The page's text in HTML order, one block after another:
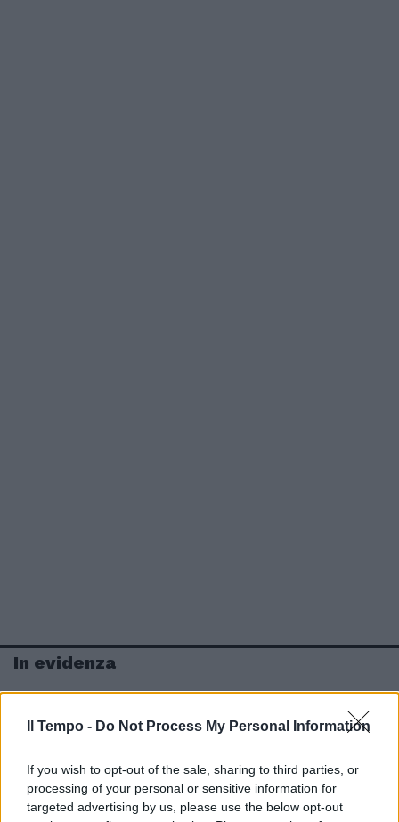
Il Tempo - Do Not Process My Personal Information
If you wish to opt-out of the sale, sharing to third parties, or
processing of your personal or sensitive information for
targeted advertising by us, please use the below opt-out
In evidenza